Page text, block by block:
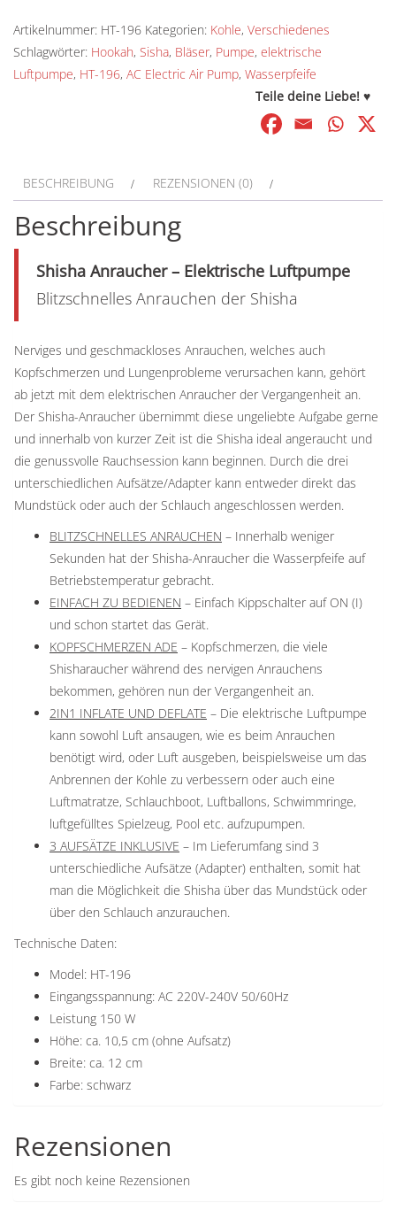
Luftpumpe
Menge
Artikelnummer: HT-196 Kategorien: Kohle, Verschiedenes
Schlagwörter: Hookah, Sisha, Bläser, Pumpe, elektrische
Luftpumpe, HT-196, AC Electric Air Pump, Wasserpfeife
Teile deine Liebe! ♥
BESCHREIBUNG REZENSIONEN (0)
Beschreibung
Shisha Anraucher – Elektrische Luftpumpe
Blitzschnelles Anrauchen der Shisha
Nerviges und geschmackloses Anrauchen, welches auch
Kopfschmerzen und Lungenprobleme verursachen kann, gehört
ab jetzt mit dem elektrischen Anraucher der Vergangenheit an.
Der Shisha-Anraucher übernimmt diese ungeliebte Aufgabe gerne
und innerhalb von kurzer Zeit ist die Shisha ideal angeraucht und
die genussvolle Rauchsession kann beginnen. Durch die drei
unterschiedlichen Aufsätze/Adapter kann entweder direkt das
Mundstück oder auch der Schlauch angeschlossen werden.
BLITZSCHNELLES ANRAUCHEN – Innerhalb weniger
Sekunden hat der Shisha-Anraucher die Wasserpfeife auf
Betriebstemperatur gebracht.
EINFACH ZU BEDIENEN – Einfach Kippschalter auf ON (I)
und schon startet das Gerät.
KOPFSCHMERZEN ADE – Kopfschmerzen, die viele
Shisharaucher während des nervigen Anrauchens
bekommen, gehören nun der Vergangenheit an.
2IN1 INFLATE UND DEFLATE – Die elektrische Luftpumpe
kann sowohl Luft ansaugen, wie es beim Anrauchen
benötigt wird, oder Luft ausgeben, beispielsweise um das
Anbrennen der Kohle zu verbessern oder auch eine
Luftmatratze, Schlauchboot, Luftballons, Schwimmringe,
luftgefülltes Spielzeug, Pool etc. aufzupumpen.
3 AUFSÄTZE INKLUSIVE – Im Lieferumfang sind 3
unterschiedliche Aufsätze (Adapter) enthalten, somit hat
man die Möglichkeit die Shisha über das Mundstück oder
über den Schlauch anzurauchen.
Technische Daten:
Model: HT-196
Eingangsspannung: AC 220V-240V 50/60Hz
Leistung 150 W
Höhe: ca. 10,5 cm (ohne Aufsatz)
Breite: ca. 12 cm
Farbe: schwarz
Rezensionen
Es gibt noch keine Rezensionen